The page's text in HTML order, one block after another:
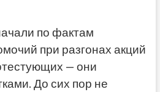
по фактам
при разгонах акций
— они
До сих пор не